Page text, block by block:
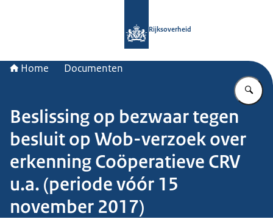
Rijksoverheid
Home Documenten
Beslissing op bezwaar tegen
besluit op Wob-verzoek over
erkenning Coöperatieve CRV
u.a. (periode vóór 15
november 2017)